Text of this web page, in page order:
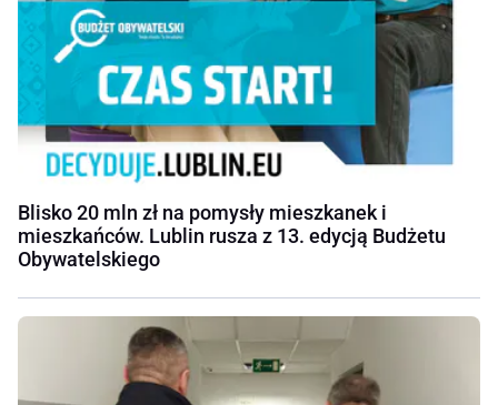
Blisko 20 mln zł na pomysły mieszkanek i
mieszkańców. Lublin rusza z 13. edycją Budżetu
Obywatelskiego